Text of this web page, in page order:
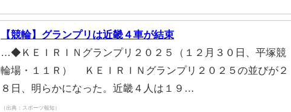
【競輪】グランプリは近畿４車が結束
…◆ＫＥＩＲＩＮグランプリ２０２５（１２月３０日、平塚競
輪場・１１Ｒ） ＫＥＩＲＩＮグランプリ２０２５の並びが２
８日、明らかになった。近畿４人は１９…
（出典：スポーツ報知）